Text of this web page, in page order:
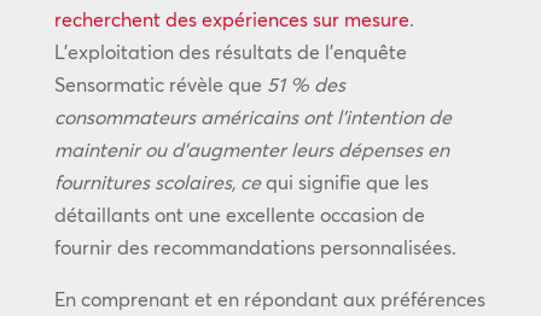
recherchent des expériences sur mesure.
L’exploitation des résultats de l’enquête
Sensormatic révèle que 51 % des
consommateurs américains ont l’intention de
maintenir ou d’augmenter leurs dépenses en
fournitures scolaires, cequi signifie que les
détaillants ont une excellente occasion de
fournir des recommandations personnalisées.
En comprenant et en répondant aux préférences